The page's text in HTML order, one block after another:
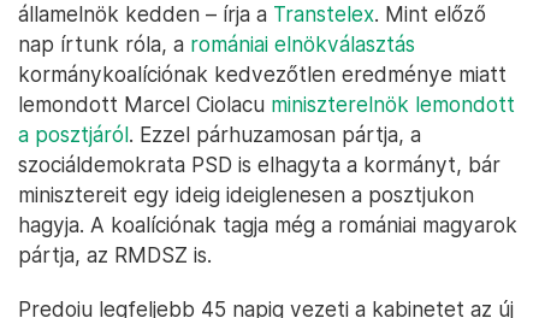
államelnök kedden – írja a Transtelex. Mint előző
nap írtunk róla, a romániai elnökválasztás
kormánykoalíciónak kedvezőtlen eredménye miatt
lemondott Marcel Ciolacu miniszterelnök lemondott
a posztjáról. Ezzel párhuzamosan pártja, a
szociáldemokrata PSD is elhagyta a kormányt, bár
minisztereit egy ideig ideiglenesen a posztjukon
hagyja. A koalíciónak tagja még a romániai magyarok
pártja, az RMDSZ is.
Predoiu legfeljebb 45 napig vezeti a kabinetet az új